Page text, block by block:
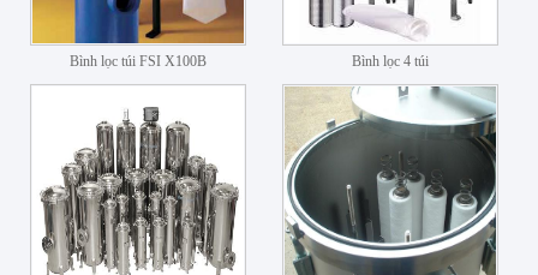
Bình lọc túi FSI X100B Bình lọc 4 túi